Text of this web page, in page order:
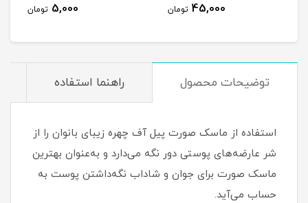
45,000 تومان 5,000 تومان
توضیحات محصول راهنما استفاده
استفاده از ماسک صورت پیل آف چهره زیبای بانوان را از
شر عارضه‌های پوستی دور نگه می‌دارد و به‌عنوان بهترین
ماسک صورت برای جوان و شاداب نگه‌داشتن پوست به
حساب می‌آید.